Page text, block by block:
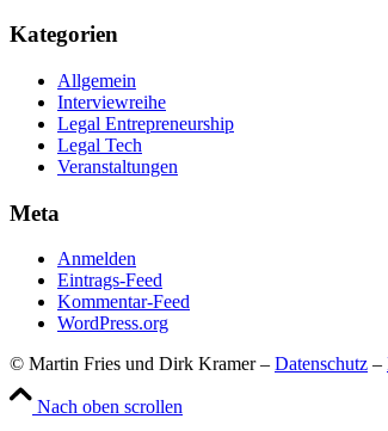
Kategorien
Allgemein
Interviewreihe
Legal Entrepreneurship
Legal Tech
Veranstaltungen
Meta
Anmelden
Eintrags-Feed
Kommentar-Feed
WordPress.org
© Martin Fries und Dirk Kramer – Datenschutz –
Nach oben scrollen